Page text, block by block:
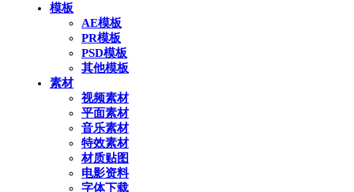
模板
AE模板
PR模板
PSD模板
其他模板
素材
视频素材
平面素材
音乐素材
特效素材
材质贴图
电影资料
字体下载